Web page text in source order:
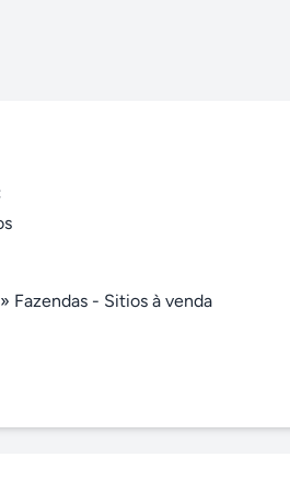
» Fazendas - Sitios à venda